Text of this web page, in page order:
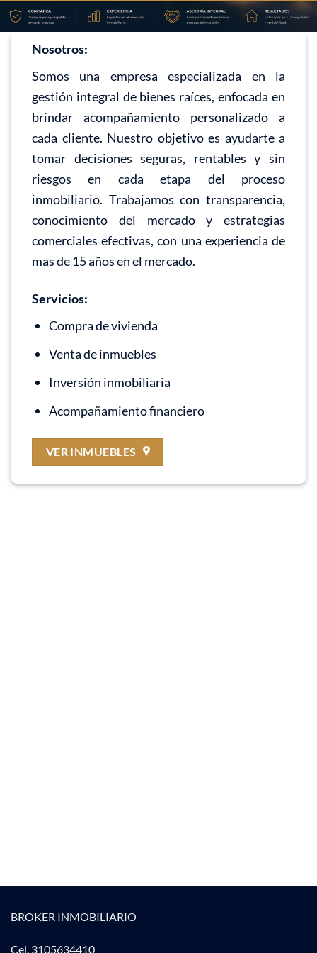
Nosotros:
Somos una empresa especializada en la
gestión integral de bienes raíces, enfocada en
brindar acompañamiento personalizado a
cada cliente. Nuestro objetivo es ayudarte a
tomar decisiones seguras, rentables y sin
riesgos en cada etapa del proceso
inmobiliario. Trabajamos con transparencia,
conocimiento del mercado y estrategias
comerciales efectivas, con una experiencia de
mas de 15 años en el mercado.
Servicios:
Compra de vivienda
Venta de inmuebles
Inversión inmobiliaria
Acompañamiento financiero
VER INMUEBLES
BROKER INMOBILIARIO
Cel. 3105634410